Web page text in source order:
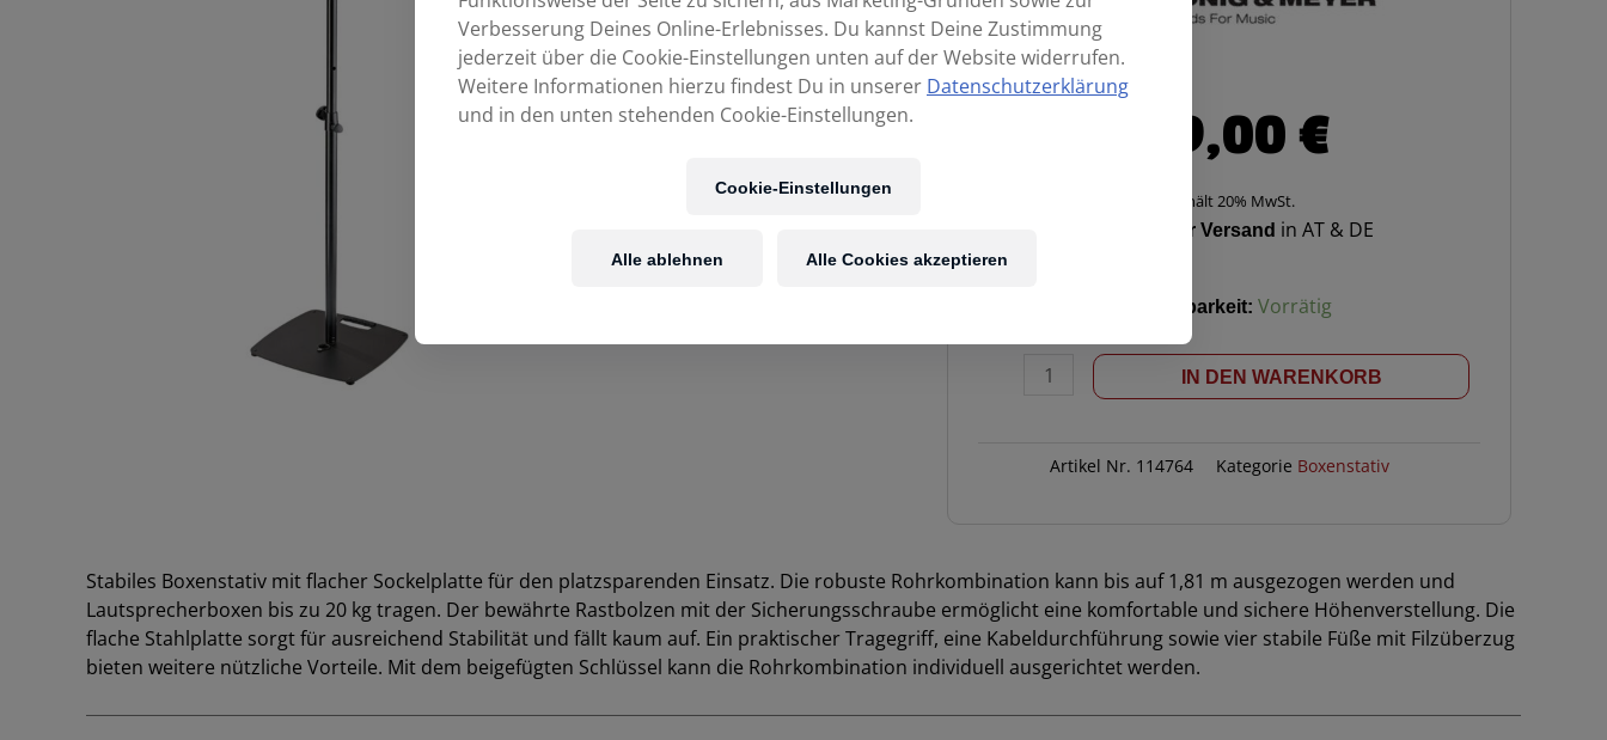
179,00 €
Enthält 20% MwSt.
Kostenloser Versand in AT & DE
Verfügbarkeit: Vorrätig
Boxenstativ
IN DEN WARENKORB
Artikel Nr. 114764 Kategorie Boxenstativ
Stabiles Boxenstativ mit flacher Sockelplatte für den platzsparenden Einsatz. Die robuste Rohrkombination kann bis auf 1,81 m ausgezogen werden und
Lautsprecherboxen bis zu 20 kg tragen. Der bewährte Rastbolzen mit der Sicherungsschraube ermöglicht eine komfortable und sichere Höhenverstellung. Die
flache Stahlplatte sorgt für ausreichend Stabilität und fällt kaum auf. Ein praktischer Tragegriff, eine Kabeldurchführung sowie vier stabile Füße mit Filzüberzug
bieten weitere nützliche Vorteile. Mit dem beigefügten Schlüssel kann die Rohrkombination individuell ausgerichtet werden.
Verbesserung Deines Online-Erlebnisses. Du kannst Deine Zustimmung
jederzeit über die Cookie-Einstellungen unten auf der Website widerrufen.
Weitere Informationen hierzu findest Du in unserer Datenschutzerklärung
und in den unten stehenden Cookie-Einstellungen.
Cookie-Einstellungen
Alle ablehnen Alle Cookies akzeptieren